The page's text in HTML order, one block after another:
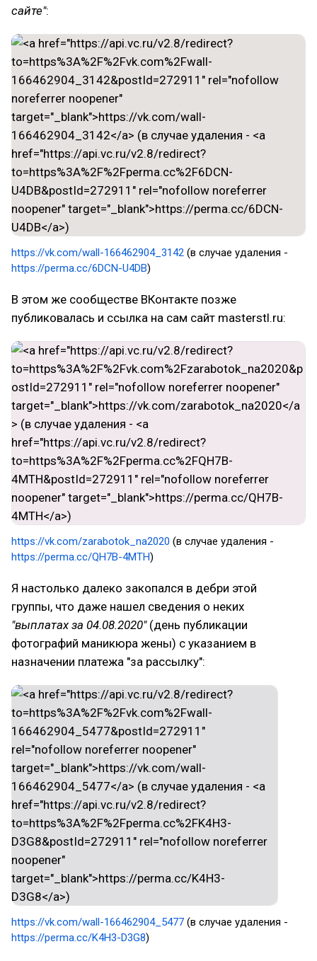
сайте":
https://vk.com/wall-166462904_3142 (в случае удаления -
https://perma.cc/6DCN-U4DB)
В этом же сообществе ВКонтакте позже
публиковалась и ссылка на сам сайт masterstl.ru:
https://vk.com/zarabotok_na2020 (в случае удаления -
https://perma.cc/QH7B-4MTH)
Я настолько далеко закопался в дебри этой
группы, что даже нашел сведения о неких
"выплатах за 04.08.2020" (день публикации
фотографий маникюра жены) с указанием в
назначении платежа "за рассылку":
https://vk.com/wall-166462904_5477 (в случае удаления -
https://perma.cc/K4H3-D3G8)